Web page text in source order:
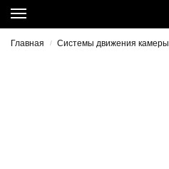
Главная / Системы движения камеры